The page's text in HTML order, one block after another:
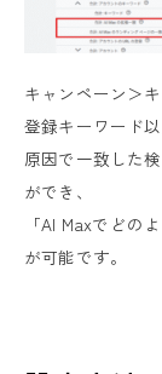
キャンペーン＞
登録キーワード
原因で一致した
ができ、
「AI Maxでどの
が可能です。